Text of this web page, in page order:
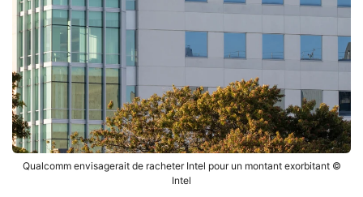
Qualcomm envisagerait de racheter Intel pour un montant exorbitant ©
Intel